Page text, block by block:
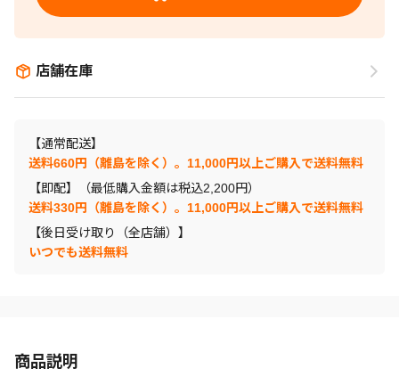
店舗在庫
【通常配送】
送料660円（離島を除く）。11,000円以上ご購入で送料無料
【即配】（最低購入金額は税込2,200円）
送料330円（離島を除く）。11,000円以上ご購入で送料無料
【後日受け取り（全店舗）】
いつでも送料無料
商品説明